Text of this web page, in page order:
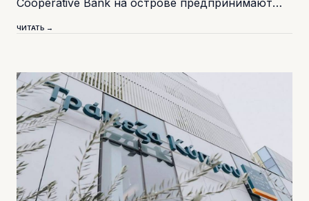
Cooperative Bank на острове предпринимают…
ЧИТАТЬ →